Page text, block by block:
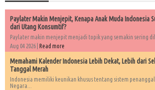
Paylater Makin Menjepit, Kenapa Anak Muda Indonesia
dari Utang Konsumtif?
Paylater makin menjepit menjadi topik yang semakin sering
Aug 04 2026 | Read more
Memahami Kalender Indonesia Lebih Dekat, Lebih dari
Tanggal Merah
Indonesia memiliki keunikan khusus tentang sistem
Negara...